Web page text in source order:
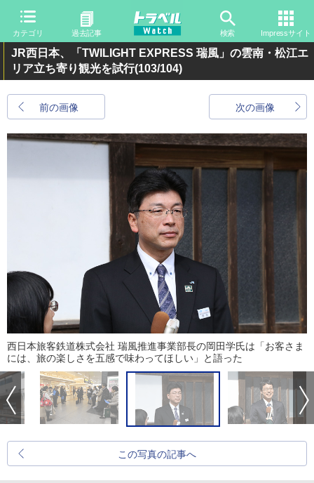
カテゴリ 過去記事 検索 Impressサイト
JR西日本、「TWILIGHT EXPRESS 瑞風」の雲南・松江エ
リア立ち寄り観光を試行(103/104)
前の画像 次の画像
西日本旅客鉄道株式会社 瑞風推進事業部長の岡田学氏は「お客さま
には、旅の楽しさを五感で味わってほしい」と語った
この写真の記事へ